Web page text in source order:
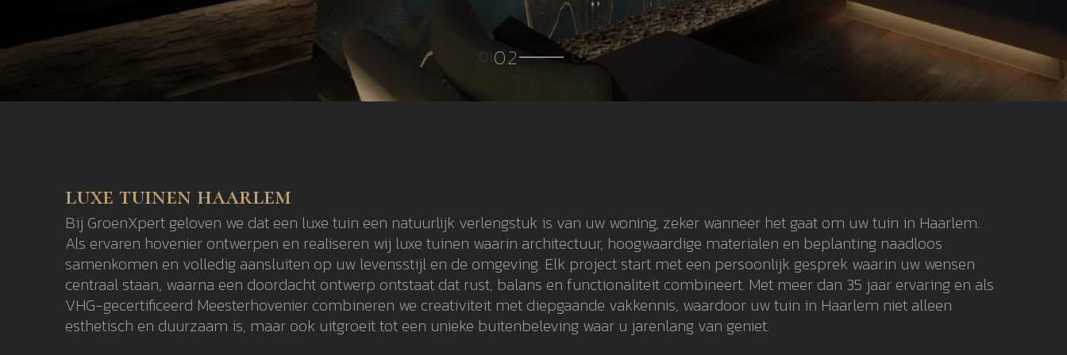
luxe tuinen haarlem
Bij GroenXpert geloven we dat een luxe tuin een natuurlijk verlengstuk is van uw woning, zeker wanneer het gaat om uw tuin in Haarlem.
Als ervaren hovenier ontwerpen en realiseren wij luxe tuinen waarin architectuur, hoogwaardige materialen en beplanting naadloos
samenkomen en volledig aansluiten op uw levensstijl en de omgeving. Elk project start met een persoonlijk gesprek waarin uw wensen
centraal staan, waarna een doordacht ontwerp ontstaat dat rust, balans en functionaliteit combineert. Met meer dan 35 jaar ervaring en als
VHG-gecertificeerd Meesterhovenier combineren we creativiteit met diepgaande vakkennis, waardoor uw tuin in Haarlem niet alleen
esthetisch en duurzaam is, maar ook uitgroeit tot een unieke buitenbeleving waar u jarenlang van geniet.